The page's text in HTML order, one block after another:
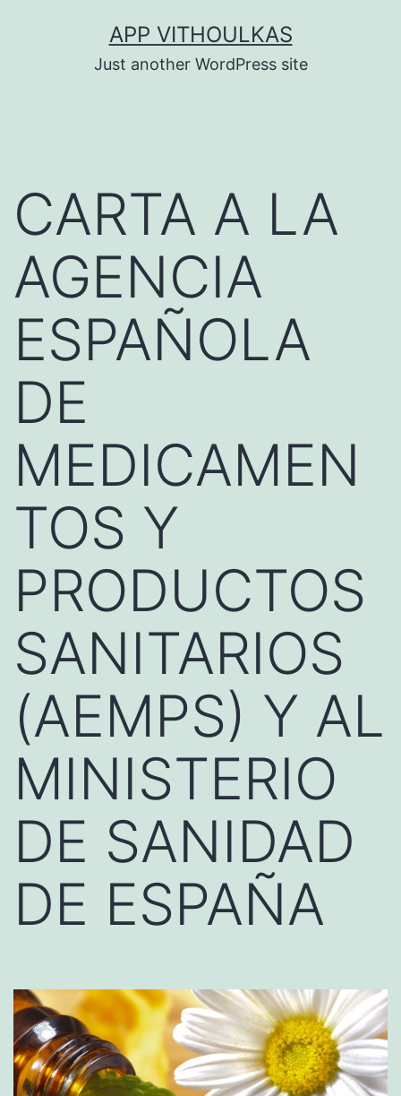
APP VITHOULKAS
Just another WordPress site
CARTA A LA
AGENCIA
ESPAÑOLA
DE
MEDICAMEN
TOS Y
PRODUCTOS
SANITARIOS
(AEMPS) Y AL
MINISTERIO
DE SANIDAD
DE ESPAÑA